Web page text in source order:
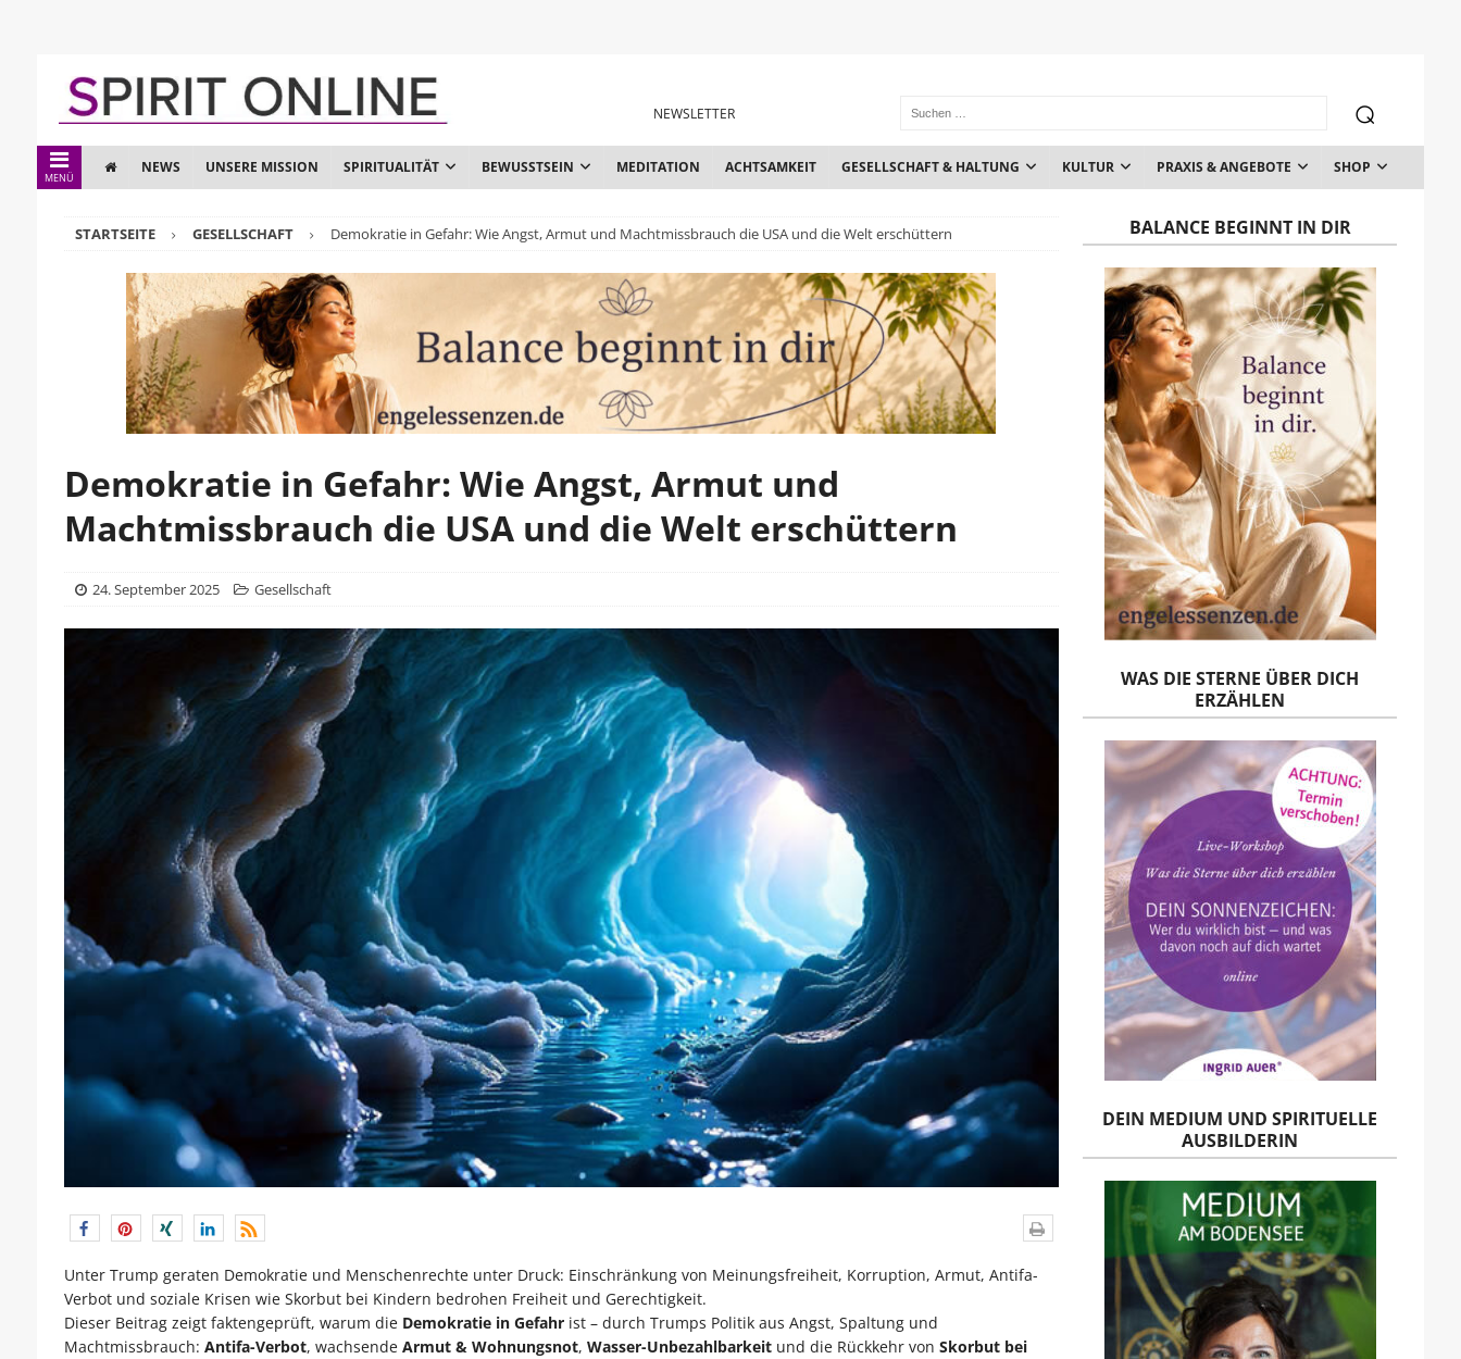
NEWSLETTER
MENÜ
NEWS UNSERE MISSION SPIRITUALITÄT BEWUSSTSEIN MEDITATION ACHTSAMKEIT GESELLSCHAFT & HALTUNG KULTUR PRAXIS & ANGEBOTE SHOP
STARTSEITE GESELLSCHAFT Demokratie in Gefahr: Wie Angst, Armut und Machtmissbrauch die USA und die Welt erschüttern
Demokratie in Gefahr: Wie Angst, Armut und
Machtmissbrauch die USA und die Welt erschüttern
24. September 2025 Gesellschaft
Unter Trump geraten Demokratie und Menschenrechte unter Druck: Einschränkung von Meinungsfreiheit, Korruption, Armut, Antifa-
Verbot und soziale Krisen wie Skorbut bei Kindern bedrohen Freiheit und Gerechtigkeit.
Dieser Beitrag zeigt faktengeprüft, warum die Demokratie in Gefahrist – durch Trumps Politik aus Angst, Spaltung und
Machtmissbrauch: Antifa-Verbot, wachsende Armut & Wohnungsnot, Wasser-Unbezahlbarkeitund die Rückkehr von Skorbut bei
BALANCE BEGINNT IN DIR
WAS DIE STERNE ÜBER DICH
ERZÄHLEN
DEIN MEDIUM UND SPIRITUELLE
AUSBILDERIN